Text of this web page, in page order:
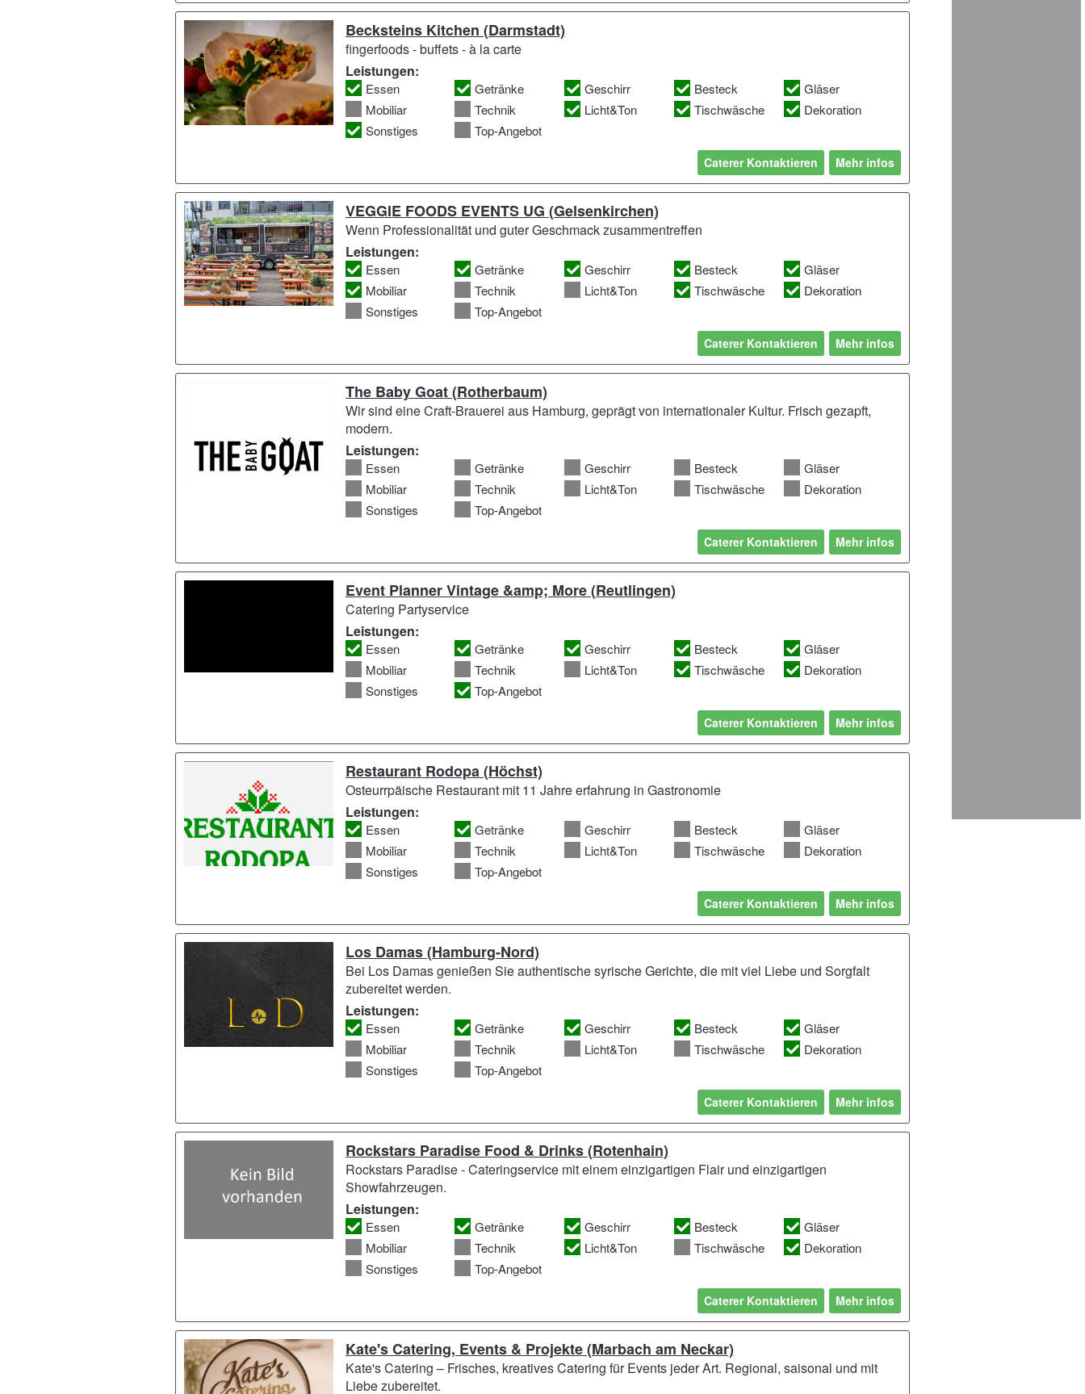
Becksteins Kitchen (Darmstadt)
Mehr infos
Caterer Kontaktieren
fingerfoods - buffets - à la carte
Leistungen:
Essen Getränke Geschirr Besteck
Gläser
Mobiliar
Technik Licht&Ton Tischwäsche
Dekoration
Sonstiges
Top-Angebot
VEGGIE FOODS EVENTS UG (Gelsenkirchen)
Mehr infos
Caterer Kontaktieren
Wenn Professionalität und guter Geschmack zusammentreffen
Leistungen:
Essen Getränke Geschirr Besteck
Gläser
Mobiliar
Technik Licht&Ton Tischwäsche
Dekoration
Sonstiges
Top-Angebot
The Baby Goat (Rotherbaum)
Mehr infos
Caterer Kontaktieren
Wir sind eine Craft-Brauerei aus Hamburg, geprägt von internationaler Kultur. Frisch gezapft,
modern.
Leistungen:
Essen Getränke Geschirr Besteck
Gläser
Mobiliar
Technik Licht&Ton Tischwäsche
Dekoration
Sonstiges
Top-Angebot
Event Planner Vintage &amp; More (Reutlingen)
Mehr infos
Caterer Kontaktieren
Catering Partyservice
Leistungen:
Essen Getränke Geschirr Besteck
Gläser
Mobiliar
Technik Licht&Ton Tischwäsche
Dekoration
Sonstiges
Top-Angebot
Restaurant Rodopa (Höchst)
Mehr infos
Caterer Kontaktieren
Osteurrpäische Restaurant mit 11 Jahre erfahrung in Gastronomie
Leistungen:
Essen Getränke Geschirr Besteck
Gläser
Mobiliar
Technik Licht&Ton Tischwäsche
Dekoration
Sonstiges
Top-Angebot
Los Damas (Hamburg-Nord)
Mehr infos
Caterer Kontaktieren
Bei Los Damas genießen Sie authentische syrische Gerichte, die mit viel Liebe und Sorgfalt
zubereitet werden.
Leistungen:
Essen Getränke Geschirr Besteck
Gläser
Mobiliar
Technik Licht&Ton Tischwäsche
Dekoration
Sonstiges
Top-Angebot
Rockstars Paradise Food & Drinks (Rotenhain)
Mehr infos
Caterer Kontaktieren
Rockstars Paradise - Cateringservice mit einem einzigartigen Flair und einzigartigen
Showfahrzeugen.
Leistungen:
Essen Getränke Geschirr Besteck
Gläser
Mobiliar
Technik Licht&Ton Tischwäsche
Dekoration
Sonstiges
Top-Angebot
Kate's Catering, Events & Projekte (Marbach am Neckar)
Kate's Catering – Frisches, kreatives Catering für Events jeder Art. Regional, saisonal und mit
Liebe zubereitet.